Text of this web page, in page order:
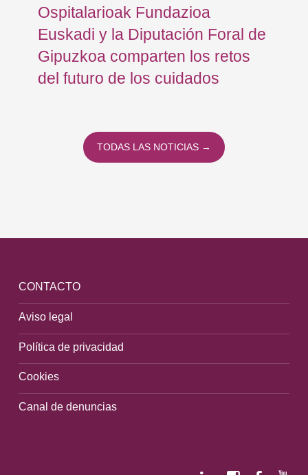
Ospitalarioak Fundazioa
Euskadi y la Diputación Foral de
Gipuzkoa comparten los retos
del futuro de los cuidados
TODAS LAS NOTICIAS →
CONTACTO
Aviso legal
Política de privacidad
Cookies
Canal de denuncias